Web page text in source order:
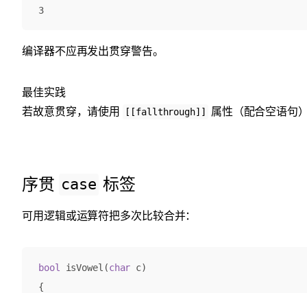
3
编译器不应再发出贯穿警告。
最佳实践
若故意贯穿，请使用
[[fallthrough]] 属性（配合空语句
序贯 case 标签
可用逻辑或运算符把多次比较合并：
bool isVowel (char c)
{